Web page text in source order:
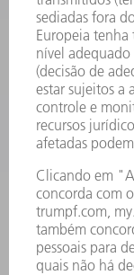
SERVIÇOS
APLICAÇÕES
SETORES
EMPRESA
CARREIRA
OFERTAS DE
PERFIL DA
CONSELHO DE
RELATÓRIO
PRINCÍPIOS
COMPLIANCE
SISTEMA DE
SEGURANÇA
COMUNICADOS À
REVISTAS